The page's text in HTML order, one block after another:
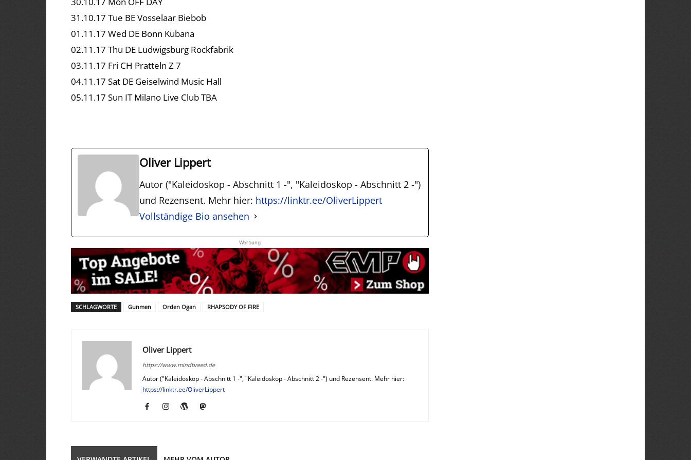
31.10.17 Tue BE Vosselaar Biebob
01.11.17 Wed DE Bonn Kubana
02.11.17 Thu DE Ludwigsburg Rockfabrik
03.11.17 Fri CH Pratteln Z 7
04.11.17 Sat DE Geiselwind Music Hall
05.11.17 Sun IT Milano Live Club TBA
Oliver Lippert
Autor ("Kaleidoskop - Abschnitt 1 -", "Kaleidoskop - Abschnitt 2 -")
und Rezensent. Mehr hier: https://linktr.ee/OliverLippert
Vollständige Bio ansehen
Werbung
SCHLAGWORTE Gunmen Orden Ogan RHAPSODY OF FIRE
Oliver Lippert
https://www.mindbreed.de
Autor ("Kaleidoskop - Abschnitt 1 -", "Kaleidoskop - Abschnitt 2 -") und Rezensent. Mehr hier:
https://linktr.ee/OliverLippert